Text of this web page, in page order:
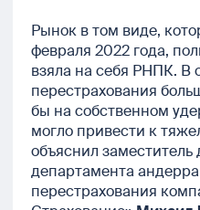
Рынок в том виде,
февраля 2022 года,
взяла на себя РНПК. В
перестрахования
бы на собственном
могло привести к
объяснил заместитель
департамента
перестрахования